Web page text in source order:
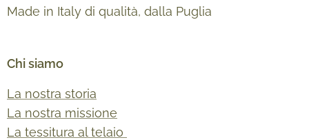
Made in Italy di qualità, dalla Puglia
Chi siamo
La nostra storia
La nostra missione
La tessitura al telaio